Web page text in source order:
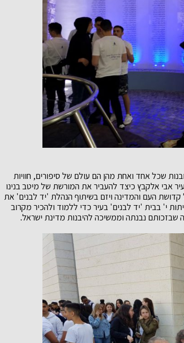
העיר עפולה לאורך השנים. 157 בנים ובנות שכל אחד ואחת מהן הם עולם של סיפורים, חוויות
אבי אלקבץ כיצד להעביר את המורשת של מיטב בנינו
העם והמדינה ויזם בשיתוף הנהלת 'יד לבנים' את
י' בבית 'יד לבנים' בעיר כדי ללמוד ולהכיר מקרוב
שבזכותם נבנתה וממשיכה להיבנות מדינת ישראל.